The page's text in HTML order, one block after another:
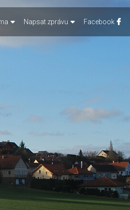
Napsat zprávu Facebook